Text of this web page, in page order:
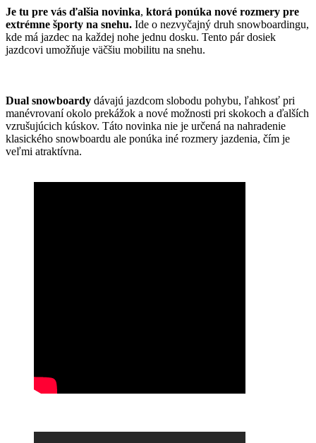
Je tu pre vás ďalšia novinka, ktorá ponúka nové rozmery pre
extrémne športy na snehu. Ide o nezvyčajný druh snowboardingu,
kde má jazdec na každej nohe jednu dosku. Tento pár dosiek
jazdcovi umožňuje väčšiu mobilitu na snehu.
Dual snowboardy dávajú jazdcom slobodu pohybu, ľahkosť pri
manévrovaní okolo prekážok a nové možnosti pri skokoch a ďalších
vzrušujúcich kúskov. Táto novinka nie je určená na nahradenie
klasického snowboardu ale ponúka iné rozmery jazdenia, čím je
veľmi atraktívna.